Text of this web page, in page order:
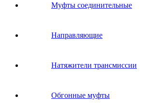
Муфты соединительные
Направляющие
Натяжители трансмиссии
Обгонные муфты